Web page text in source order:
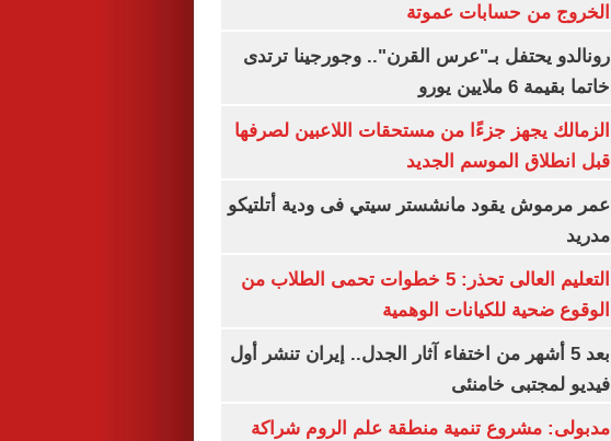
الخروج من حسابات عموتة
رونالدو يحتفل بـ"عرس القرن".. وجورجينا ترتدى
خاتما بقيمة 6 ملايين يورو
الزمالك يجهز جزءًا من مستحقات اللاعبين لصرفها
قبل انطلاق الموسم الجديد
عمر مرموش يقود مانشستر سيتي فى ودية أتلتيكو
مدريد
التعليم العالى تحذر: 5 خطوات تحمى الطلاب من
الوقوع ضحية للكيانات الوهمية
بعد 5 أشهر من اختفاء آثار الجدل.. إيران تنشر أول
فيديو لمجتبى خامنئى
مدبولى: مشروع تنمية منطقة علم الروم شراكة